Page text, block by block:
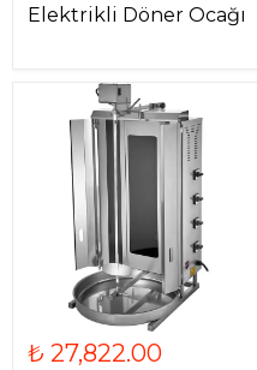
Elektrikli Döner Ocağı
₺ 27,822.00